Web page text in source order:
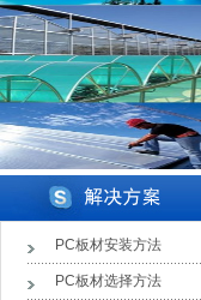
PC板材安装方法
PC板材选择方法